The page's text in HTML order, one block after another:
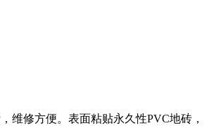
维修方便。表面粘贴永久性PVC地砖，